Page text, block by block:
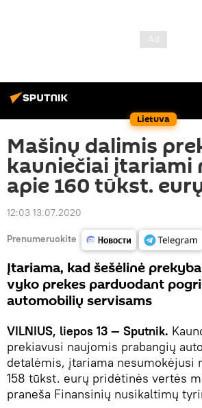
Lietuva
Mašinų dalimis
kauniečiai įtariami
apie 160 tūkst.
12:03 13.07.2020
Prenumeruokite
Įtariama, kad šešėlinė
vyko prekes parduodant
automobilių servisams
VILNIUS, liepos 13 — Sputnik.
prekiavusi naujomis prabangių
detalėmis, įtariama nesumokėjusi
158 tūkst. eurų pridėtinės vertės
praneša Finansinių nusikaltimų